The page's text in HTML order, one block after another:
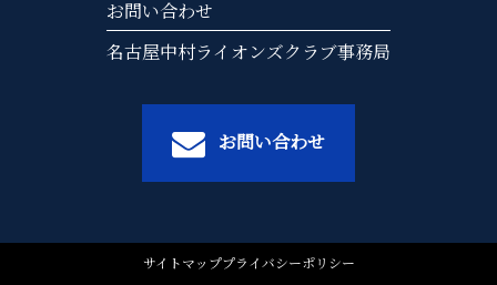
お問い合わせ
名古屋中村ライオンズクラブ事務局
お問い合わせ
サイトマッププライバシーポリシー